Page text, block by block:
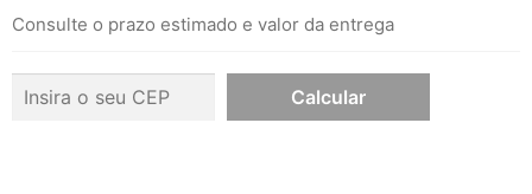
Consulte o prazo estimado e valor da entrega